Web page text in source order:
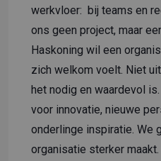
werkvloer: bij teams en
ons geen project, maar
Haskoning wil een
zich welkom voelt. Niet
het nodig en waardevol
voor innovatie, nieuwe
onderlinge inspiratie. We
organisatie sterker